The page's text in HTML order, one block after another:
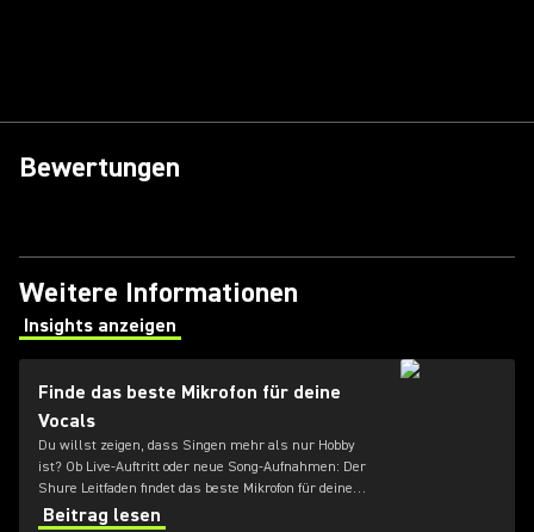
Bewertungen
Weitere Informationen
Insights anzeigen
(Opens in a new tab)
Finde das beste Mikrofon für deine
Vocals
Du willst zeigen, dass Singen mehr als nur Hobby
ist? Ob Live-Auftritt oder neue Song-Aufnahmen: Der
Shure Leitfaden findet das beste Mikrofon für deine
Stimme.
Beitrag lesen